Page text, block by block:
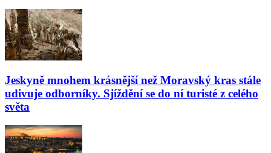
Jeskyně mnohem krásnější než Moravský kras stále
udivuje odborníky. Sjíždění se do ní turisté z celého
světa